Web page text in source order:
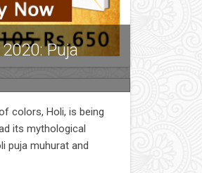
Puja
colors, Holi, is being
its mythological
puja muhurat and